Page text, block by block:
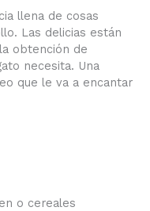
llena de cosas
Las delicias están
obtención de
necesita. Una
que le va a encantar
o cereales